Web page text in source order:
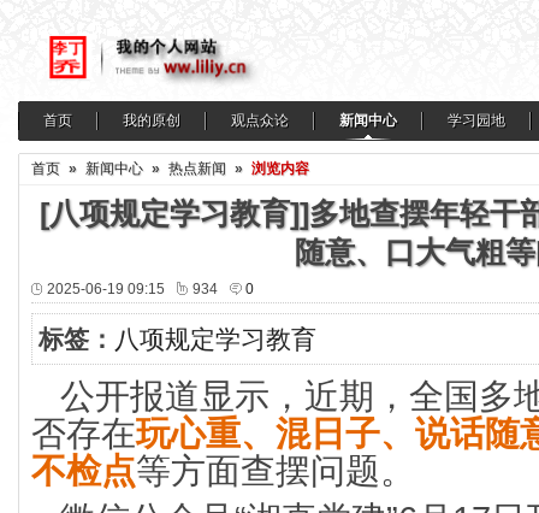
首页 我的原创 观点众论 新闻中心 学习园地
首页 » 新闻中心 » 热点新闻 » 浏览内容
[八项规定学习教育]]多地查摆年轻干
随意、口大气粗
2025-06-19 09:15 934 0
标签： 八项规定学习教育
公开报道显示，近期，全国多
否存在玩心重、混日子、说话随
不检点等方面查摆问题。